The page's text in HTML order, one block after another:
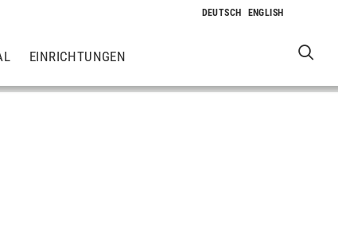
EINRICHTUNGEN